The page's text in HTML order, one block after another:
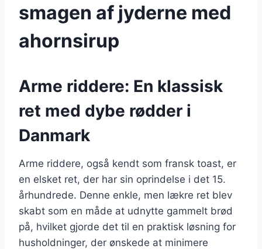
smagen af jyderne med
ahornsirup
Arme riddere: En klassisk
ret med dybe rødder i
Danmark
Arme riddere, også kendt som fransk toast, er
en elsket ret, der har sin oprindelse i det 15.
århundrede. Denne enkle, men lækre ret blev
skabt som en måde at udnytte gammelt brød
på, hvilket gjorde det til en praktisk løsning for
husholdninger, der ønskede at minimere